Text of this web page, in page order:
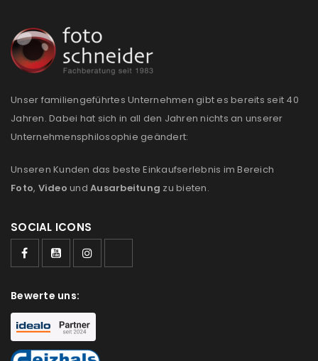
ANMELDEN
Benutzername oder E-Mail-Adresse
Passwort*
Unser familiengeführtes Unternehmen gibt es bereits seit 40
Jahren. Dabei hat sich in all den Jahren nichts an unserer
Unternehmensphilosophie geändert:
Unseren Kunden das beste Einkaufserlebnis im Bereich
Foto, Video und Ausarbeitung zu bieten.
SOCIAL ICONS
Bewerte uns: